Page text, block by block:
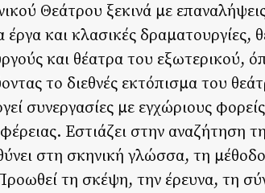
Θεάτρου ξεκινά με
έργα και κλασικές δραματουργίες,
και θέατρα του
το διεθνές εκτόπισμα του
συνεργασίες με εγχώριους
Εστιάζει στην αναζήτηση
στη σκηνική γλώσσα, τη
τη σκέψη, την έρευνα, τη